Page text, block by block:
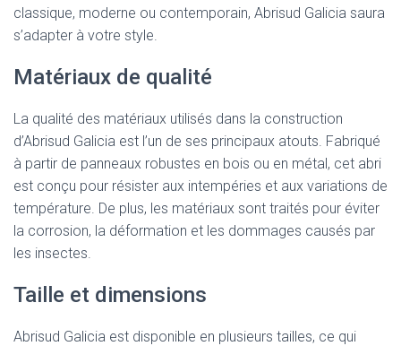
classique, moderne ou contemporain, Abrisud Galicia saura
s’adapter à votre style.
Matériaux de qualité
La qualité des matériaux utilisés dans la construction
d’Abrisud Galicia est l’un de ses principaux atouts. Fabriqué
à partir de panneaux robustes en bois ou en métal, cet abri
est conçu pour résister aux intempéries et aux variations de
température. De plus, les matériaux sont traités pour éviter
la corrosion, la déformation et les dommages causés par
les insectes.
Taille et dimensions
Abrisud Galicia est disponible en plusieurs tailles, ce qui